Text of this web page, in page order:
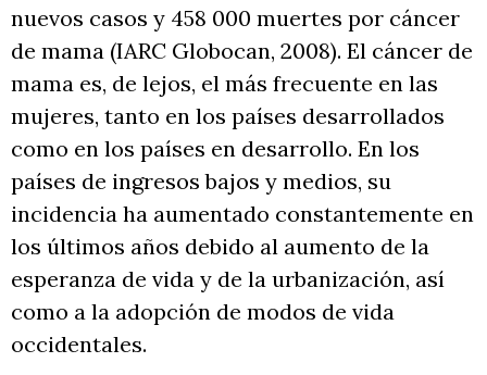
nuevos casos y 458 000 muertes por cáncer
de mama (IARC Globocan, 2008). El cáncer de
mama es, de lejos, el más frecuente en las
mujeres, tanto en los países desarrollados
como en los países en desarrollo. En los
países de ingresos bajos y medios, su
incidencia ha aumentado constantemente en
los últimos años debido al aumento de la
esperanza de vida y de la urbanización, así
como a la adopción de modos de vida
occidentales.